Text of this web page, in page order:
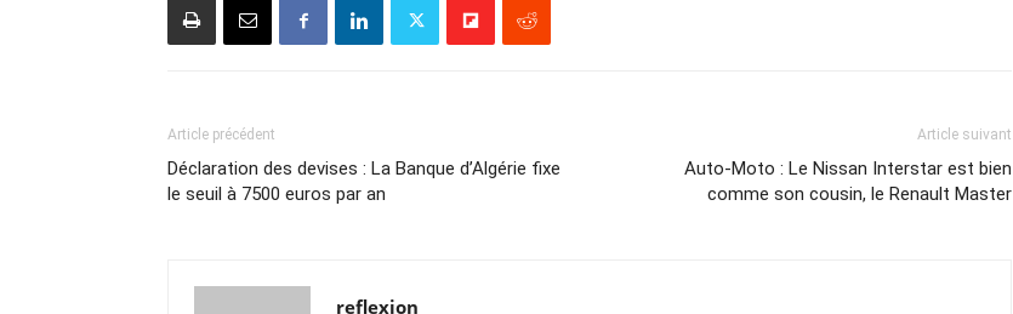
Article précédent
Déclaration des devises : La Banque d’Algérie fixe
le seuil à 7500 euros par an
Article suivant
Auto-Moto : Le Nissan Interstar est bien
comme son cousin, le Renault Master
reflexion